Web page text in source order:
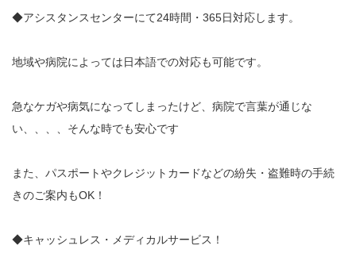
◆アシスタンスセンターにて24時間・365日対応します。
地域や病院によっては日本語での対応も可能です。
急なケガや病気になってしまったけど、病院で言葉が通じな
い、、、、そんな時でも安心です
また、パスポートやクレジットカードなどの紛失・盗難時の手続
きのご案内もOK！
◆キャッシュレス・メディカルサービス！